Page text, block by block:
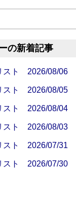
の新着記事
スト 2026/08/06
スト 2026/08/05
スト 2026/08/04
スト 2026/08/03
スト 2026/07/31
スト 2026/07/30